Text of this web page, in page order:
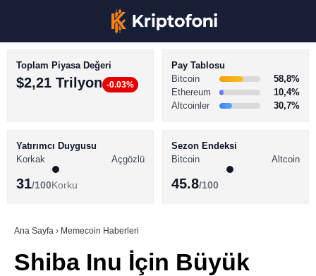
Youtube
BİTCOİN HABERLERİ
ALTCOİN HABERLERİ
SÖZLÜK
Toplam Piyasa Değeri
$2,21 Trilyon -0.03%
Pay Tablosu
Bitcoin
58,8%
Ethereum
10,4%
Altcoinler
30,7%
Yatırımcı Duygusu
Korkak
Açgözlü
31/100Korku
Sezon Endeksi
Bitcoin
Altcoin
45.8/100
Ana Sayfa › Memecoin Haberleri
Shiba Inu İçin Büyük